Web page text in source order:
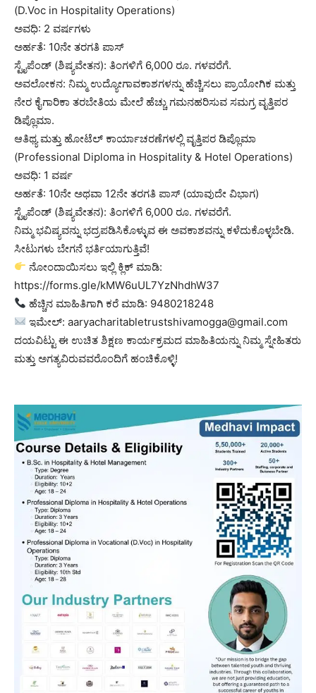
(D.Voc in Hospitality Operations)
ಅವಧಿ: 2 ವರ್ಷಗಳು
ಅರ್ಹತೆ: 10ನೇ ತರಗತಿ ಪಾಸ್
ಸ್ಟೈಪೆಂಡ್ (ಶಿಷ್ಯವೇತನ): ತಿಂಗಳಿಗೆ 6,000 ರೂ. ಗಳವರೆಗೆ.
ಅವಲೋಕನ: ನಿಮ್ಮ ಉದ್ಯೋಗಾವಕಾಶಗಳನ್ನು ಹೆಚ್ಚಿಸಲು ಪ್ರಾಯೋಗಿಕ ಮತ್ತು
ನೇರ ಕೈಗಾರಿಕಾ ತರಬೇತಿಯ ಮೇಲೆ ಹೆಚ್ಚು ಗಮನಹರಿಸುವ ಸಮಗ್ರ ವೃತ್ತಿಪರ
ಡಿಪ್ಲೊಮಾ.
ಆತಿಥ್ಯ ಮತ್ತು ಹೋಟೆಲ್ ಕಾರ್ಯಾಚರಣೆಗಳಲ್ಲಿ ವೃತ್ತಿಪರ ಡಿಪ್ಲೊಮಾ
(Professional Diploma in Hospitality & Hotel Operations)
ಅವಧಿ: 1 ವರ್ಷ
ಅರ್ಹತೆ: 10ನೇ ಅಥವಾ 12ನೇ ತರಗತಿ ಪಾಸ್ (ಯಾವುದೇ ವಿಭಾಗ)
ಸ್ಟೈಪೆಂಡ್ (ಶಿಷ್ಯವೇತನ): ತಿಂಗಳಿಗೆ 6,000 ರೂ. ಗಳವರೆಗೆ.
ನಿಮ್ಮ ಭವಿಷ್ಯವನ್ನು ಭದ್ರಪಡಿಸಿಕೊಳ್ಳುವ ಈ ಅವಕಾಶವನ್ನು ಕಳೆದುಕೊಳ್ಳಬೇಡಿ.
ಸೀಟುಗಳು ಬೇಗನೆ ಭರ್ತಿಯಾಗುತ್ತಿವೆ!
ನೋಂದಾಯಿಸಲು ಇಲ್ಲಿ ಕ್ಲಿಕ್ ಮಾಡಿ:
https://forms.gle/kMW6uUL7YzNhdhW37
ಹೆಚ್ಚಿನ ಮಾಹಿತಿಗಾಗಿ ಕರೆ ಮಾಡಿ: 9480218248
ಇಮೇಲ್: aaryacharitabletrustshivamogga@gmail.com
ದಯವಿಟ್ಟು ಈ ಉಚಿತ ಶಿಕ್ಷಣ ಕಾರ್ಯಕ್ರಮದ ಮಾಹಿತಿಯನ್ನು ನಿಮ್ಮ ಸ್ನೇಹಿತರು
ಮತ್ತು ಅಗತ್ಯವಿರುವವರೊಂದಿಗೆ ಹಂಚಿಕೊಳ್ಳಿ!